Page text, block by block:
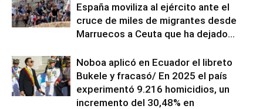
España moviliza al ejército ante el
cruce de miles de migrantes desde
Marruecos a Ceuta que ha dejado...
Noboa aplicó en Ecuador el libreto
Bukele y fracasó/ En 2025 el país
experimentó 9.216 homicidios, un
incremento del 30,48% en